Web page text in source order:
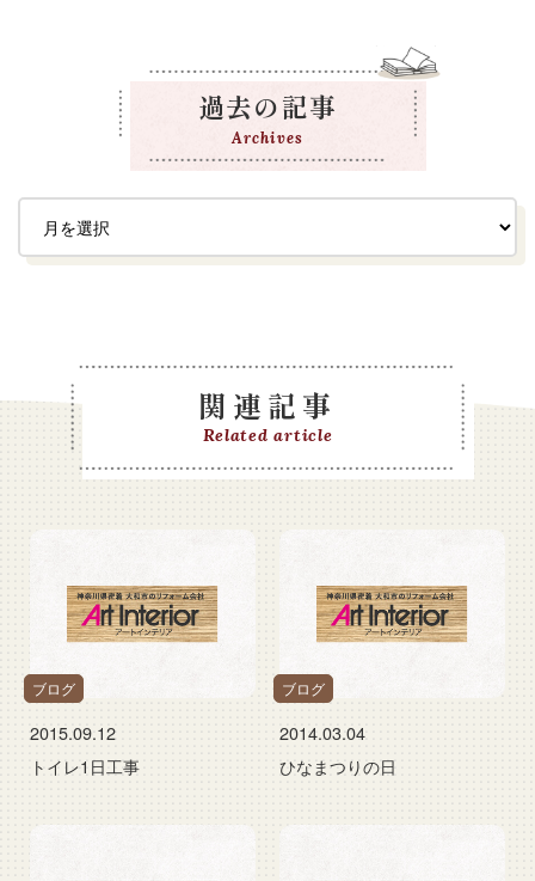
過去の記事
Archives
関連記事
Related article
ブログ
2015.09.12
トイレ1日工事
ブログ
2014.03.04
ひなまつりの日